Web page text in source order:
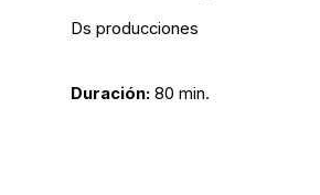
Ds producciones
Duración: 80 min.